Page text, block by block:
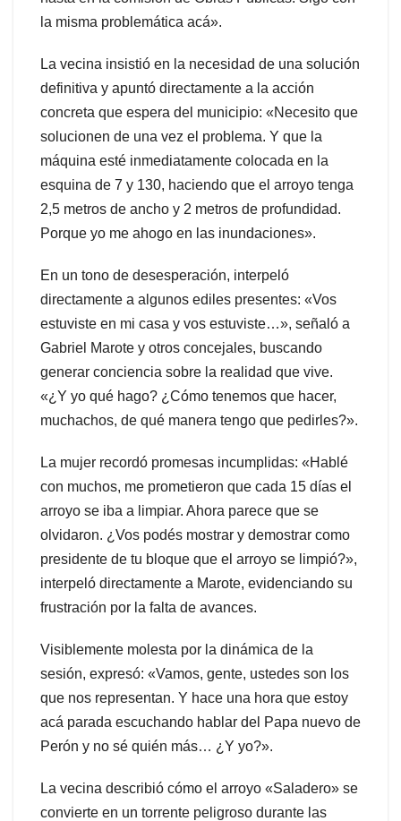
la misma problemática acá».
La vecina insistió en la necesidad de una solución
definitiva y apuntó directamente a la acción
concreta que espera del municipio: «Necesito que
solucionen de una vez el problema. Y que la
máquina esté inmediatamente colocada en la
esquina de 7 y 130, haciendo que el arroyo tenga
2,5 metros de ancho y 2 metros de profundidad.
Porque yo me ahogo en las inundaciones».
En un tono de desesperación, interpeló
directamente a algunos ediles presentes: «Vos
estuviste en mi casa y vos estuviste…», señaló a
Gabriel Marote y otros concejales, buscando
generar conciencia sobre la realidad que vive.
«¿Y yo qué hago? ¿Cómo tenemos que hacer,
muchachos, de qué manera tengo que pedirles?».
La mujer recordó promesas incumplidas: «Hablé
con muchos, me prometieron que cada 15 días el
arroyo se iba a limpiar. Ahora parece que se
olvidaron. ¿Vos podés mostrar y demostrar como
presidente de tu bloque que el arroyo se limpió?»,
interpeló directamente a Marote, evidenciando su
frustración por la falta de avances.
Visiblemente molesta por la dinámica de la
sesión, expresó: «Vamos, gente, ustedes son los
que nos representan. Y hace una hora que estoy
acá parada escuchando hablar del Papa nuevo de
Perón y no sé quién más… ¿Y yo?».
La vecina describió cómo el arroyo «Saladero» se
convierte en un torrente peligroso durante las